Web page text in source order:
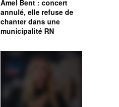
Amel Bent : concert
annulé, elle refuse de
chanter dans une
municipalité RN